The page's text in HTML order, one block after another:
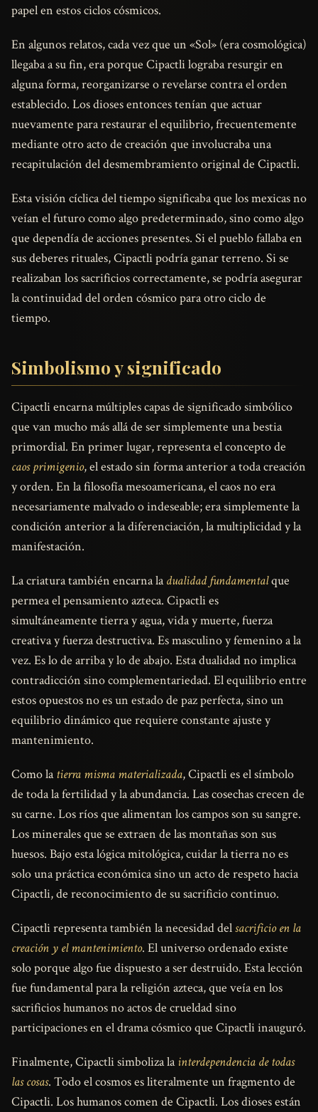
papel en estos ciclos cósmicos.
En algunos relatos, cada vez que un «Sol» (era cosmológica)
llegaba a su fin, era porque Cipactli lograba resurgir en
alguna forma, reorganizarse o revelarse contra el orden
establecido. Los dioses entonces tenían que actuar
nuevamente para restaurar el equilibrio, frecuentemente
mediante otro acto de creación que involucraba una
recapitulación del desmembramiento original de Cipactli.
Esta visión cíclica del tiempo significaba que los mexicas no
veían el futuro como algo predeterminado, sino como algo
que dependía de acciones presentes. Si el pueblo fallaba en
sus deberes rituales, Cipactli podría ganar terreno. Si se
realizaban los sacrificios correctamente, se podría asegurar
la continuidad del orden cósmico para otro ciclo de
tiempo.
Simbolismo y significado
Cipactli encarna múltiples capas de significado simbólico
que van mucho más allá de ser simplemente una bestia
primordial. En primer lugar, representa el concepto de
caos primigenio, el estado sin forma anterior a toda creación
y orden. En la filosofía mesoamericana, el caos no era
necesariamente malvado o indeseable; era simplemente la
condición anterior a la diferenciación, la multiplicidad y la
manifestación.
La criatura también encarna ladualidad fundamentalque
permea el pensamiento azteca. Cipactli es
simultáneamente tierra y agua, vida y muerte, fuerza
creativa y fuerza destructiva. Es masculino y femenino a la
vez. Es lo de arriba y lo de abajo. Esta dualidad no implica
contradicción sino complementariedad. El equilibrio entre
estos opuestos no es un estado de paz perfecta, sino un
equilibrio dinámico que requiere constante ajuste y
mantenimiento.
Como latierra misma materializada, Cipactli es el símbolo
de toda la fertilidad y la abundancia. Las cosechas crecen de
su carne. Los ríos que alimentan los campos son su sangre.
Los minerales que se extraen de las montañas son sus
huesos. Bajo esta lógica mitológica, cuidar la tierra no es
solo una práctica económica sino un acto de respeto hacia
Cipactli, de reconocimiento de su sacrificio continuo.
Cipactli representa también la necesidad delsacrificio en la
creación y el mantenimiento. El universo ordenado existe
solo porque algo fue dispuesto a ser destruido. Esta lección
fue fundamental para la religión azteca, que veía en los
sacrificios humanos no actos de crueldad sino
participaciones en el drama cósmico que Cipactli inauguró.
Finalmente, Cipactli simboliza lainterdependencia de todas
las cosas. Todo el cosmos es literalmente un fragmento de
Cipactli. Los humanos comen de Cipactli. Los dioses están